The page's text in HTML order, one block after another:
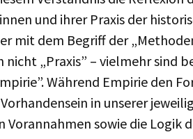
und ihrer Praxis der
mit dem Begriff der
„Praxis” – vielmehr sind
Während Empirie den
in unserer
sowie die Logik